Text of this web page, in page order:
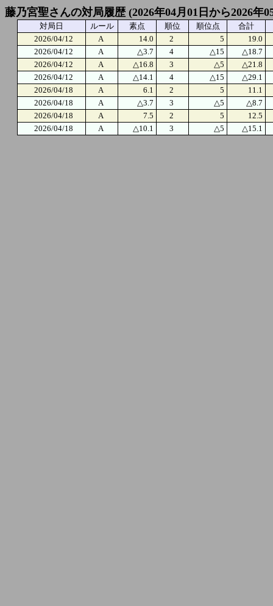
藤乃宮聖さんの対局履歴 (2026年04月01日から2026年
対局日 ルール 素点 順位 順位点
合計
2026/04/12
A 14.0 2 5
19.0
2026/04/12
A △3.7 4 △15
△18.7
2026/04/12
A △16.8 3 △5
△21.8
2026/04/12
A △14.1 4 △15
△29.1
2026/04/18
A 6.1 2 5
11.1
2026/04/18
A △3.7 3 △5
△8.7
2026/04/18
A 7.5 2 5
12.5
2026/04/18
A △10.1 3 △5 △15.1